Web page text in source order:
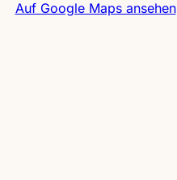
Auf Google Maps ansehen